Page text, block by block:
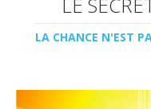
LA CHANCE N'EST